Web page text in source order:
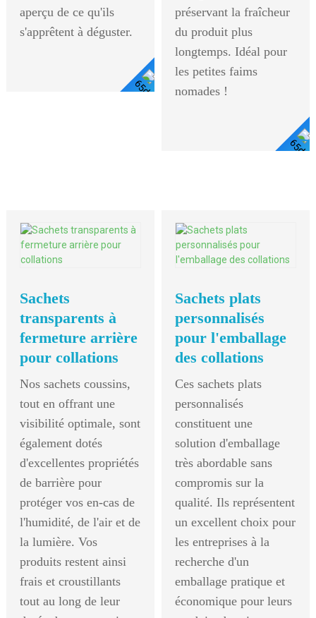
aperçu de ce qu'ils
s'apprêtent à déguster.
préservant la fraîcheur
du produit plus
longtemps. Idéal pour
les petites faims
nomades !
Sachets
transparents à
fermeture arrière
pour collations
Nos sachets coussins,
tout en offrant une
visibilité optimale, sont
également dotés
d'excellentes propriétés
de barrière pour
protéger vos en-cas de
l'humidité, de l'air et de
la lumière. Vos
produits restent ainsi
frais et croustillants
tout au long de leur
Sachets plats
personnalisés
pour l'emballage
des collations
Ces sachets plats
personnalisés
constituent une
solution d'emballage
très abordable sans
compromis sur la
qualité. Ils représentent
un excellent choix pour
les entreprises à la
recherche d'un
emballage pratique et
économique pour leurs